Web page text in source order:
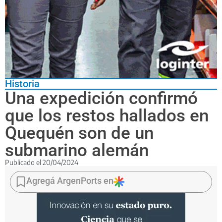
Historia
Una expedición confirmó
que los restos hallados en
Quequén son de un
submarino alemán
Publicado el 20/04/2024
La
Agrupación
Eslabón
Agregá ArgenPorts en